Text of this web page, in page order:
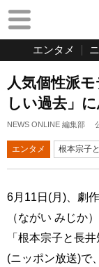
エンタメ
人気個性派
しい過去」
NEWS ONLINE 編集部 公
エンタメ 根本宗子
6月11日(月)、劇
（ながい みじか
「根本宗子と長
(ニッポン放送)で